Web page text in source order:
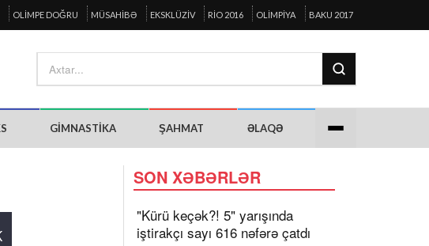
OLIMPE DOĞRU MÜSAHIBƏ EKSKLÜZIV RIO 2016 OLIMPIYA BAKU 2017
GIMNASTIKA ŞAHMAT ƏLAQƏ
SON XƏBƏRLƏR
"Kürü keçək?! 5" yarışında
iştirakçı sayı 616 nəfərə çatdı